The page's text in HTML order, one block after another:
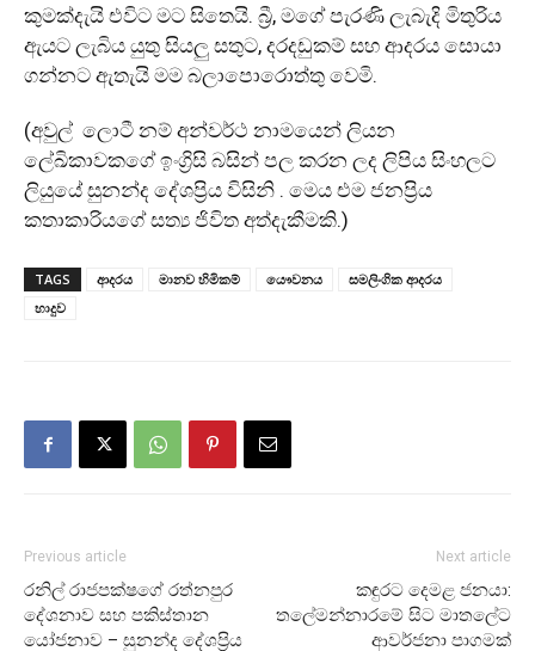
කුමක්දැයි එවිට මට සිතෙයි. බ්‍රී, මගේ පැරණි ලැබැදි මිතුරිය
ඇයට ලැබිය යුතු සියලු සතුට, දරදඩුකම් සහ ආදරය සොයා
ගන්නට ඇතැයි මම බලාපොරොත්තු වෙමි.
(අවුල් ලොටී නම් අන්වර්ථ නාමයෙන් ලියන
ලේඛිකාවකගේ ඉංග්‍රිසි බසින් පල කරන ලද ලිපිය සිංහලට
ලියුයේ සුනන්ද දේශප්‍රිය විසිනි . මෙය එම ජනප්‍රිය
කතාකාරියගේ සත්‍ය ජිවිත අත්දැකීමකි.)
TAGS ආදරය මානව හිමිකම් යෞවනය
සමලිංගික ආදරය
හාදුව
Previous article
රනිල් රාජපක්ෂගේ රත්නපුර
දේශනාව සහ පකිස්තාන
යෝජනාව – සුනන්ද දේශප්‍රිය
Next article
කඳුරට දෙමළ ජනයා:
තලේමන්නාරමේ සිට මාතලේට
ආවර්ජනා පාගමක්